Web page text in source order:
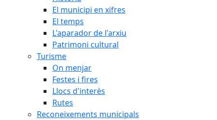
El municipi en xifres
El temps
L'aparador de l'arxiu
Patrimoni cultural
Turisme
On menjar
Festes i fires
Llocs d'interès
Rutes
Reconeixements municipals